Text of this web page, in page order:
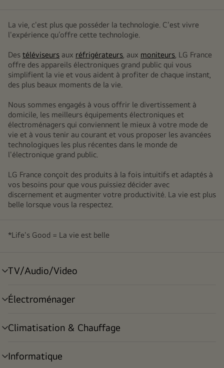
La vie, c'est plus que posséder la technologie. C'est vivre
l'expérience qu’offre cette technologie.
Des téléviseurs aux réfrigérateurs, aux moniteurs, LG France
offre des appareils électroniques grand public qui vous
simplifient la vie et vous aident à profiter de chaque instant,
des plus beaux moments de la vie.
Nous sommes engagés à vous offrir le divertissement à
domicile, les meilleurs équipements électroniques et
électroménagers qui conviennent le mieux à votre mode de
vie et à vous tenir au courant et vous proposer les avancées
technologiques les plus récentes dans le monde de
l'électronique grand public.
LG France conçoit des produits à la fois intuitifs et adaptés à
vos besoins pour que vous puissiez décider avec
discernement et augmenter votre productivité. La vie est plus
belle lorsque vous la respectez.
*Life's Good = La vie est belle
TV/Audio/Video
menu
Électroménager
menu
Climatisation & Chauffage
menu
Informatique
menu